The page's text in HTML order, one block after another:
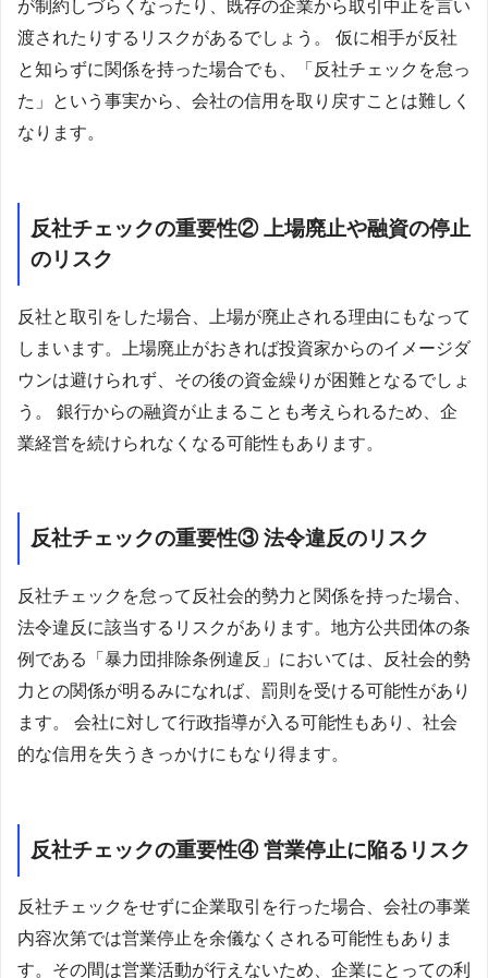
が制約しづらくなったり、既存の企業から取引中止を言い
渡されたりするリスクがあるでしょう。 仮に相手が反社
と知らずに関係を持った場合でも、「反社チェックを怠っ
た」という事実から、会社の信用を取り戻すことは難しく
なります。
反社チェックの重要性② 上場廃止や融資の停止
のリスク
反社と取引をした場合、上場が廃止される理由にもなって
しまいます。上場廃止がおきれば投資家からのイメージダ
ウンは避けられず、その後の資金繰りが困難となるでしょ
う。 銀行からの融資が止まることも考えられるため、企
業経営を続けられなくなる可能性もあります。
反社チェックの重要性③ 法令違反のリスク
反社チェックを怠って反社会的勢力と関係を持った場合、
法令違反に該当するリスクがあります。地方公共団体の条
例である「暴力団排除条例違反」においては、反社会的勢
力との関係が明るみになれば、罰則を受ける可能性があり
ます。 会社に対して行政指導が入る可能性もあり、社会
的な信用を失うきっかけにもなり得ます。
反社チェックの重要性④ 営業停止に陥るリスク
反社チェックをせずに企業取引を行った場合、会社の事業
内容次第では営業停止を余儀なくされる可能性もありま
す。その間は営業活動が行えないため、企業にとっての利